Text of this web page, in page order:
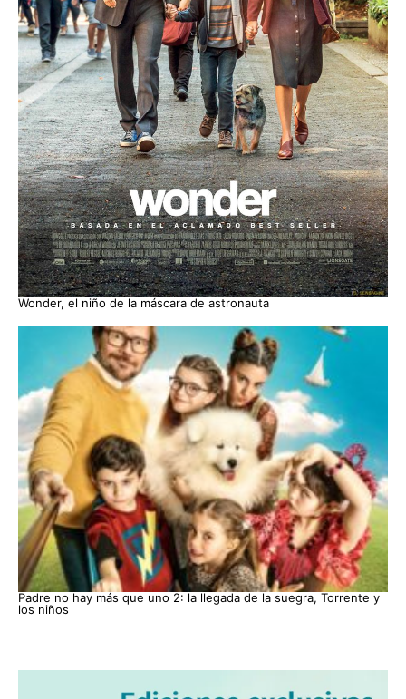
Wonder, el niño de la máscara de astronauta
Padre no hay más que uno 2: la llegada de la suegra, Torrente y
los niños